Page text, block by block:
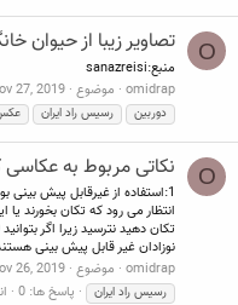
O تصاویر زیبا از حیوان
منبع:sanazreisi
omidrap موضوع 27, 2019
دوربین
رسیس راد ایران
O نکاتی مربوط به
1:استفاده از غیرقابل پیش بینی
انتظار می رود که تکان بخورند
نوزادان غیر قابل پیش بینی
omidrap موضوع 26, 2019
رسیس راد ایران
پاسخ ها: 0